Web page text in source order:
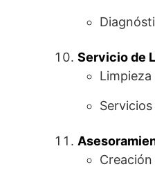
Servicio de